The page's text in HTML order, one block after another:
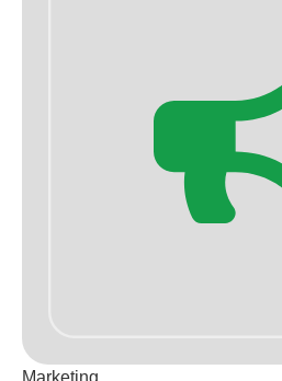
Marketing